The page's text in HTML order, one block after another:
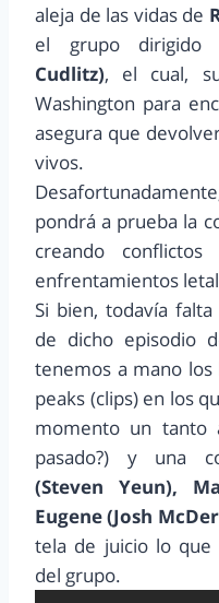
aleja de las vidas de
el grupo
Cudlitz), el cual,
Washington para
asegura que
vivos.
pondrá a prueba la
creando
enfrentamientos
Si bien, todavía
de dicho episodio
tenemos a mano
peaks (clips) en los
momento un tanto
pasado?) y una
(Steven Yeun),
Eugene (Josh
tela de juicio lo que
del grupo.